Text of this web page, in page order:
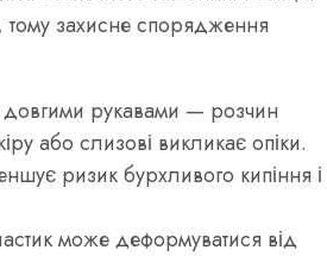
тому захисне спорядження
довгими рукавами — розчин
або слизові викликає опіки.
ризик бурхливого кипіння і
може деформуватися від